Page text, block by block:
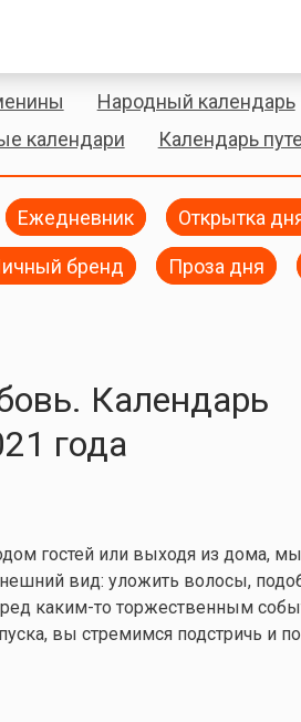
Народный календарь
календари Календарь
Ежедневник Открытка
бренд Проза дня
Календарь
года
гостей или выходя из дома,
вид: уложить волосы,
каким-то торжественным
вы стремимся подстричь и